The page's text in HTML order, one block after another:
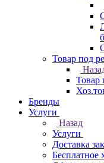
Товар под
Товар
Бренды
Услуги
Назад
Услуги
Доставка
Бесплатное